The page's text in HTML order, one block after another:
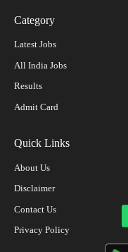
Category
Latest Jobs
All India Jobs
Results
Admit Card
Quick Links
About Us
Disclaimer
Contact Us
Privacy Policy